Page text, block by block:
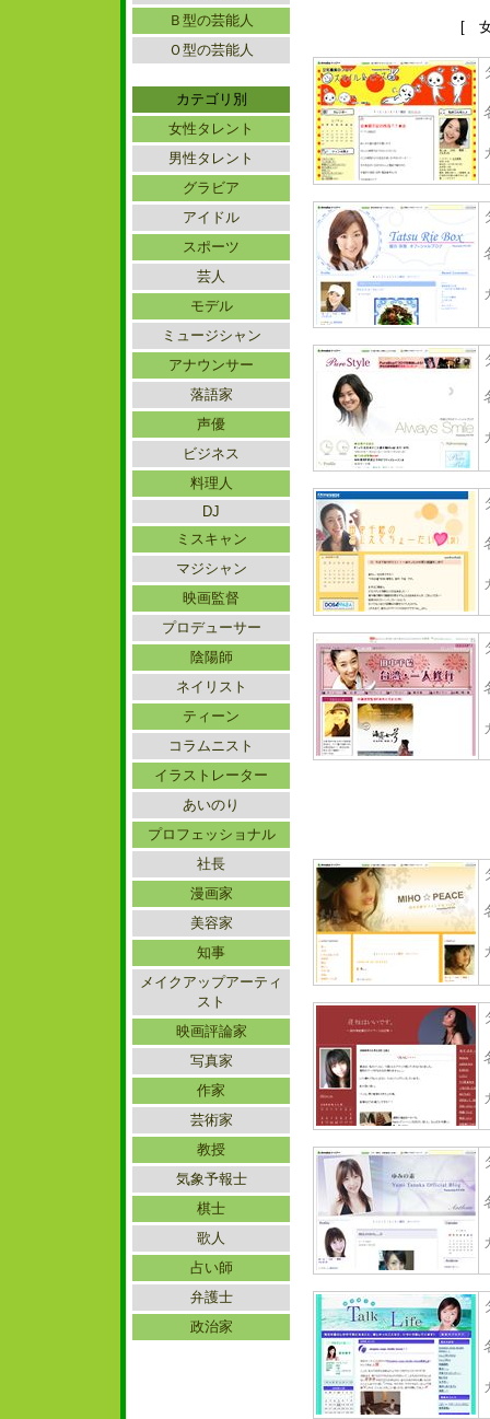
Ｂ型の芸能人
Ｏ型の芸能人
カテゴリ別
女性タレント
男性タレント
グラビア
アイドル
スポーツ
芸人
モデル
ミュージシャン
アナウンサー
落語家
声優
ビジネス
料理人
DJ
ミスキャン
マジシャン
映画監督
プロデューサー
陰陽師
ネイリスト
ティーン
コラムニスト
イラストレーター
あいのり
プロフェッショナル
社長
漫画家
美容家
知事
メイクアップアーティ
スト
映画評論家
写真家
作家
芸術家
教授
気象予報士
棋士
歌人
占い師
弁護士
政治家
[